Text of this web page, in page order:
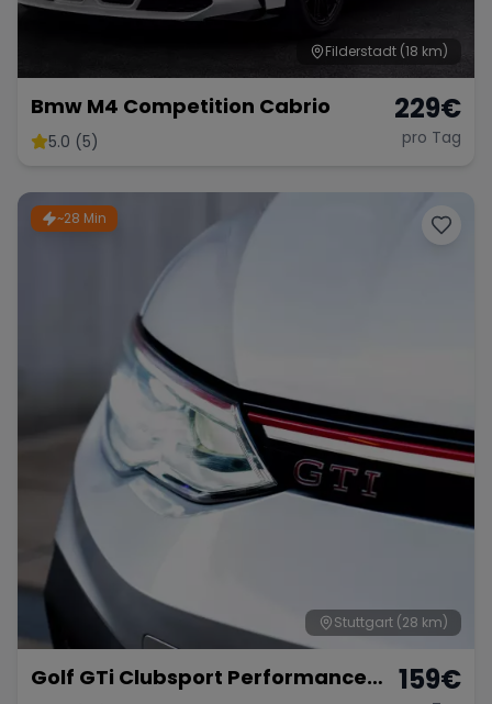
Filderstadt (18 km)
Bmw M4 Competition Cabrio
5.0 (5)
229€
pro Tag
~28 Min
Stuttgart (28 km)
Golf GTi Clubsport Performance
159€